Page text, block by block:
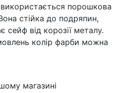
порошкова
стійка до подряпин,
сейф від корозії металу.
колір фарби можна
магазині